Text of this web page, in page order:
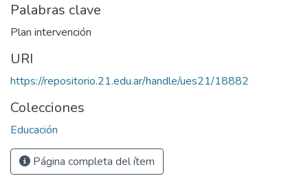
Palabras clave
Plan intervención
URI
https://repositorio.21.edu.ar/handle/ues21/18882
Colecciones
Educación
Página completa del ítem